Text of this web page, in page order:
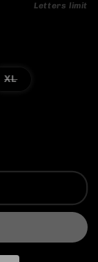
Letters limit
XLVariante